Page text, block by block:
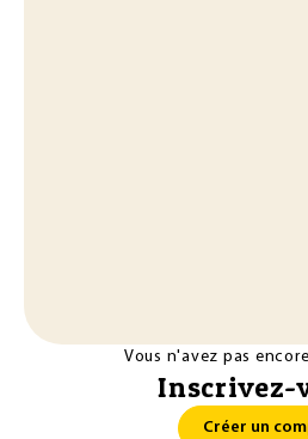
Vous n'avez pas
Inscrivez-
Créer un